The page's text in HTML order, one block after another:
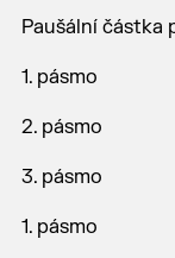
Paušální částka
1.
2.
3.
1.